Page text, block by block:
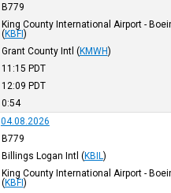
B779
King County International Airport -
(KBFI)
Grant County Intl (KMWH)
11:15 PDT
12:09 PDT
0:54
04.08.2026
B779
Billings Logan Intl (KBIL )
King County International Airport -
(KBFI)